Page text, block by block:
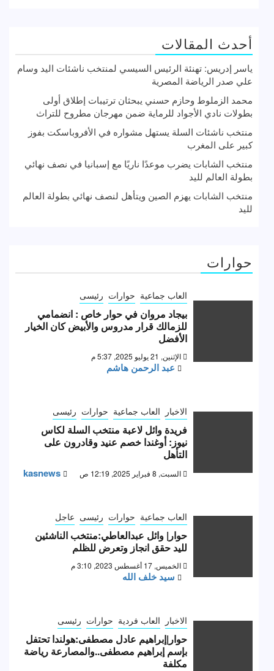
أحدث المقالات
ياسر إدريس: تهنئة الرئيس السيسي لمنتخب ناشئات اليد وسام
علي صدر الرياضة المصرية
محمد الزملوط وحازم حسني يبحثان ترتيبات إطلاق أولى
بطولات نادي الأجواد للرماية ضمن مهرجان مطروح للتراث
منتخب ناشئات السلة يستهل مشواره في الأفروباسكت بفوز
كبير على المغرب
منتخب الشابات يضرب موعدًا ناريًا مع إسبانيا في نصف نهائي
بطولة العالم لليد
منتخب الشابات يهزم الصين ويتأهل لنصف نهائي بطولة العالم
لليد
حوارات
العاب جماعية حوارات رئيسى
بيجاد مروان في حوار خاص : انضمامي
للزمالك قرار مدروس والأبيض كان الخيار
الأفضل
الإثنين, 21 يوليو 2025, 5:37 م
عبد الرحمن هاشم
الاخبار العاب جماعية حوارات رئيسى
فريدة وائل لاعبة منتخب السلة لكاس
نيوز: أوغندا خصم عنيد وقادرون على
التأهل
السبت, 8 فبراير 2025, 12:19 ص kasnews
العاب جماعية حوارات رئيسى عاجل
حوار| وائل عبدالعاطي:منتخب الناشئين
لليد حقق انجاز وتعرض للظلم
الخميس, 17 أغسطس 2023, 3:10 م
سيد خلف الله
الاخبار العاب فردية حوارات رئيسى
حوار|إبراهيم عادل مصطفى:هولندا تحتفل
بإسم إبراهيم مصطفى..والمصارعة رياضة
مكلفة